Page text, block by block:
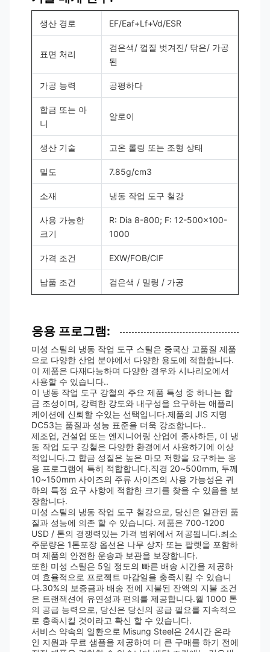
생산 경로 EF/Eaf+Lf+Vd/ESR
표면 처리
검은색/ 껍질 벗겨진/ 닦은/ 가공
된
가공 능력 공평하다
합금 또는 아
니
알로이
생산 기술 고온 롤링 또는 조형 상태
밀도 7.85g/cm3
소재 냉동 작업 도구 철강
사용 가능한
크기
R: Dia 8-800; F: 12-500x100-
1000
가격 조건 EXW/FOB/CIF
납품 조건 검은색 / 밀링 / 가공
응용 프로그램:
미성 스틸의 냉동 작업 도구 스틸은 중국산 고품질 제품
으로 다양한 산업 분야에서 다양한 용도에 적합합니다.
이 제품은 다재다능하며 다양한 경우와 시나리오에서
사용할 수 있습니다..
이 냉동 작업 도구 강철의 주요 제품 특성 중 하나는 합
금 조성이며, 강력한 강도와 내구성을 요구하는 애플리
케이션에 신뢰할 수있는 선택입니다.제품의 JIS 지명
DC53는 품질과 성능 표준을 더욱 강조합니다..
제조업, 건설업 또는 엔지니어링 산업에 종사하든, 이 냉
동 작업 도구 강철은 다양한 환경에서 사용하기에 이상
적입니다.그 합금 성질은 높은 마모 저항을 요구하는 응
용 프로그램에 특히 적합합니다.직경 20~500mm, 두께
10~150mm 사이즈의 주류 사이즈의 사용 가능성은 귀
하의 특정 요구 사항에 적합한 크기를 찾을 수 있음을 보
장합니다.
미성 스틸의 냉동 작업 도구 철강으로, 당신은 일관된 품
질과 성능에 의존 할 수 있습니다. 제품은 700-1200
USD / 톤의 경쟁력있는 가격 범위에서 제공됩니다.최소
주문량은 1톤포장 옵션은 나무 상자 또는 팔렛을 포함하
며 제품의 안전한 운송과 보관을 보장합니다.
또한 미성 스틸은 5일 정도의 빠른 배송 시간을 제공하
여 효율적으로 프로젝트 마감일을 충족시킬 수 있습니
다.30%의 보증금과 배송 전에 지불된 잔액의 지불 조건
은 트랜잭션에 유연성과 편의를 제공합니다.월 1000 톤
의 공급 능력으로, 당신은 당신의 공급 필요를 지속적으
로 충족시킬 것이라고 확신 할 수 있습니다.
서비스 약속의 일환으로 Misung Steel은 24시간 온라
인 지원과 무료 샘플을 제공하여 더 큰 구매를 하기 전에